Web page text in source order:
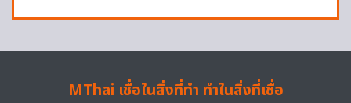
MThai เชื่อในสิ่งที่ทำ ทำในสิ่งที่เชื่อ